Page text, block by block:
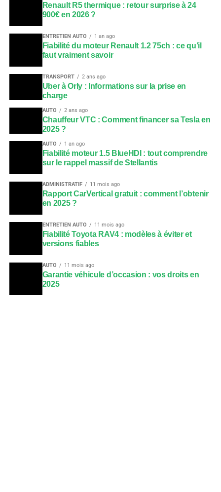
Renault R5 thermique : retour surprise à 24
900€ en 2026 ?
ENTRETIEN AUTO 1 an ago
Fiabilité du moteur Renault 1.2 75ch : ce qu’il
faut vraiment savoir
TRANSPORT 2 ans ago
Uber à Orly : Informations sur la prise en
charge
AUTO 2 ans ago
Chauffeur VTC : Comment financer sa Tesla en
2025 ?
AUTO 1 an ago
Fiabilité moteur 1.5 BlueHDI : tout comprendre
sur le rappel massif de Stellantis
ADMINISTRATIF 11 mois ago
Rapport CarVertical gratuit : comment l’obtenir
en 2025 ?
ENTRETIEN AUTO 11 mois ago
Fiabilité Toyota RAV4 : modèles à éviter et
versions fiables
AUTO 11 mois ago
Garantie véhicule d’occasion : vos droits en
2025